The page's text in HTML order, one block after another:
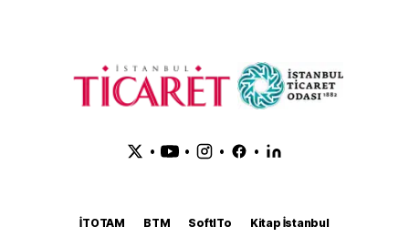
• • • •
İTOTAM BTM SoftITo
Kitap İstanbul